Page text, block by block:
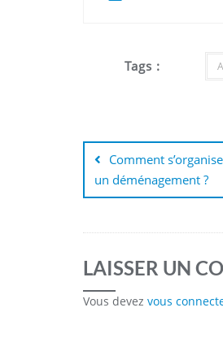
Tags :
de
l’article
Comment
un déménagement ?
LAISSER UN
Vous devez vous